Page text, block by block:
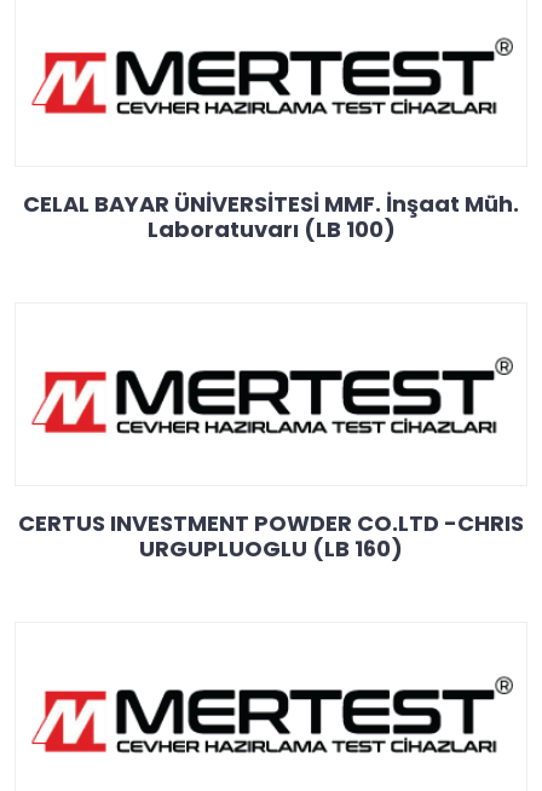
CELAL BAYAR ÜNİVERSİTESİ MMF. İnşaat Müh.
Laboratuvarı (LB 100)
CERTUS INVESTMENT POWDER CO.LTD -CHRIS
URGUPLUOGLU (LB 160)